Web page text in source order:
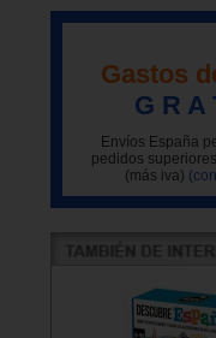
Gastos
G R A
Envíos España
pedidos
(más iva)